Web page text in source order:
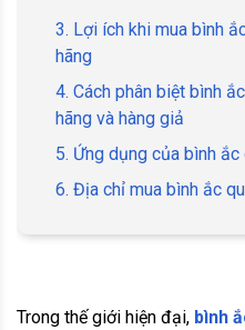
3. Lợi ích khi mua bình
hãng
4. Cách phân biệt bình
hãng và hàng giả
5. Ứng dụng của bình
6. Địa chỉ mua bình ắc
Trong thế giới hiện đại, bình